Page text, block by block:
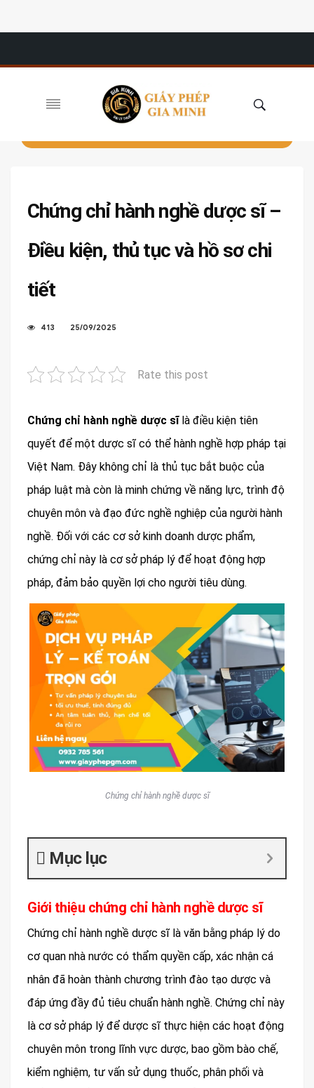
Chứng chỉ hành nghề dược sĩ –
Điều kiện, thủ tục và hồ sơ chi
tiết
413 25/09/2025
Rate this post
Chứng chỉ hành nghề dược sĩlà điều kiện tiên
quyết để một dược sĩ có thể hành nghề hợp pháp tại
Việt Nam. Đây không chỉ là thủ tục bắt buộc của
pháp luật mà còn là minh chứng về năng lực, trình độ
chuyên môn và đạo đức nghề nghiệp của người hành
nghề. Đối với các cơ sở kinh doanh dược phẩm,
chứng chỉ này là cơ sở pháp lý để hoạt động hợp
pháp, đảm bảo quyền lợi cho người tiêu dùng.
Chứng chỉ hành nghề dược sĩ
Mục lục
Giới thiệu chứng chỉ hành nghề dược sĩ
Chứng chỉ hành nghề dược sĩ là văn bằng pháp lý do
cơ quan nhà nước có thẩm quyền cấp, xác nhận cá
nhân đã hoàn thành chương trình đào tạo dược và
đáp ứng đầy đủ tiêu chuẩn hành nghề. Chứng chỉ này
là cơ sở pháp lý để dược sĩ thực hiện các hoạt động
chuyên môn trong lĩnh vực dược, bao gồm bào chế,
kiểm nghiệm, tư vấn sử dụng thuốc, phân phối và